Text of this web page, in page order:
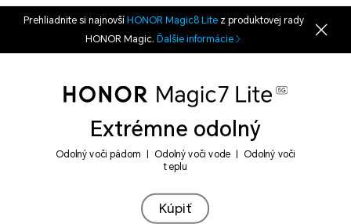
Prehliadnite si najnovší HONOR Magic8 Lite z produktovej rady
HONOR Magic. Ďalšie informácie
Extrémne odolný
Odolný voči pádom | Odolný voči vode | Odolný voči
teplu
Kúpiť